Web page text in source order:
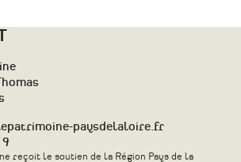
paysdelaloire.fr
reçoit le soutien de la Région Pays de la